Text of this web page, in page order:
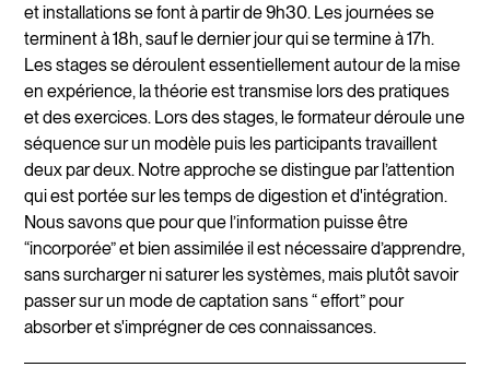
et installations se font à partir de 9h30. Les journées se
terminent à 18h, sauf le dernier jour qui se termine à 17h.
Les stages se déroulent essentiellement autour de la mise
en expérience, la théorie est transmise lors des pratiques
et des exercices. Lors des stages, le formateur déroule une
séquence sur un modèle puis les participants travaillent
deux par deux. Notre approche se distingue par l’attention
qui est portée sur les temps de digestion et d'intégration.
Nous savons que pour que l’information puisse être
“incorporée” et bien assimilée il est nécessaire d’apprendre,
sans surcharger ni saturer les systèmes, mais plutôt savoir
passer sur un mode de captation sans “ effort” pour
absorber et s'imprégner de ces connaissances.